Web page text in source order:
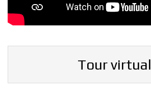
Tour virtual